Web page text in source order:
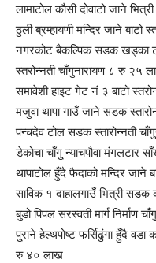
लामाटोल कौसी दोवाटो जाने
ठुली ब्रम्हायणी मन्दिर जाने बाटो
नगरकोट बैकल्पिक सडक खड्का
स्तरोन्नती चाँगुनारायण ८ रु २५
समावेशी हाइट गेट नं ३ बाटो
मजुवा थापा गाउँ जाने सडक
पन्चदेव टोल सडक स्तारोन्नती
डेकोचा चाँगु् न्याचपौवा
थापाटोल हुँदै फैदाको मन्दिर जाने
साविक १ दाहालगाउँ भित्री
बुडो पिपल सरस्वती मार्ग निर्माण
पु्राने हेल्थपोष्ट फर्सिढुंगा हुँदै वडा
रु ४० लाख